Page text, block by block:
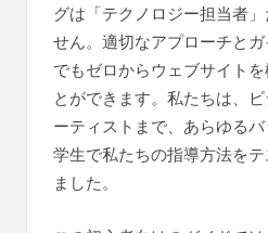
グは「テクノロジー担当者
せん。適切なアプローチと
でもゼロからウェブサイト
とができます。私たちは、
ーティストまで、あらゆる
学生で私たちの指導方法を
ました。